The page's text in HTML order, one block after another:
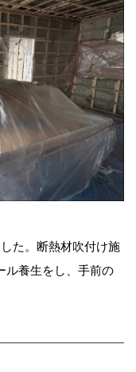
た。断熱材吹付け施
ル養生をし、手前の